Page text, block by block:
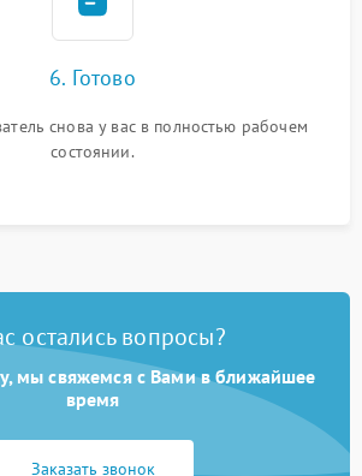
6. Готово
снова у вас в полностью рабочем
состоянии.
остались вопросы?
мы свяжемся с Вами в ближайшее
время
Заказать звонок